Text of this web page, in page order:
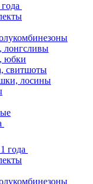
лонгсливы
юбки
свитшоты
лосины
года